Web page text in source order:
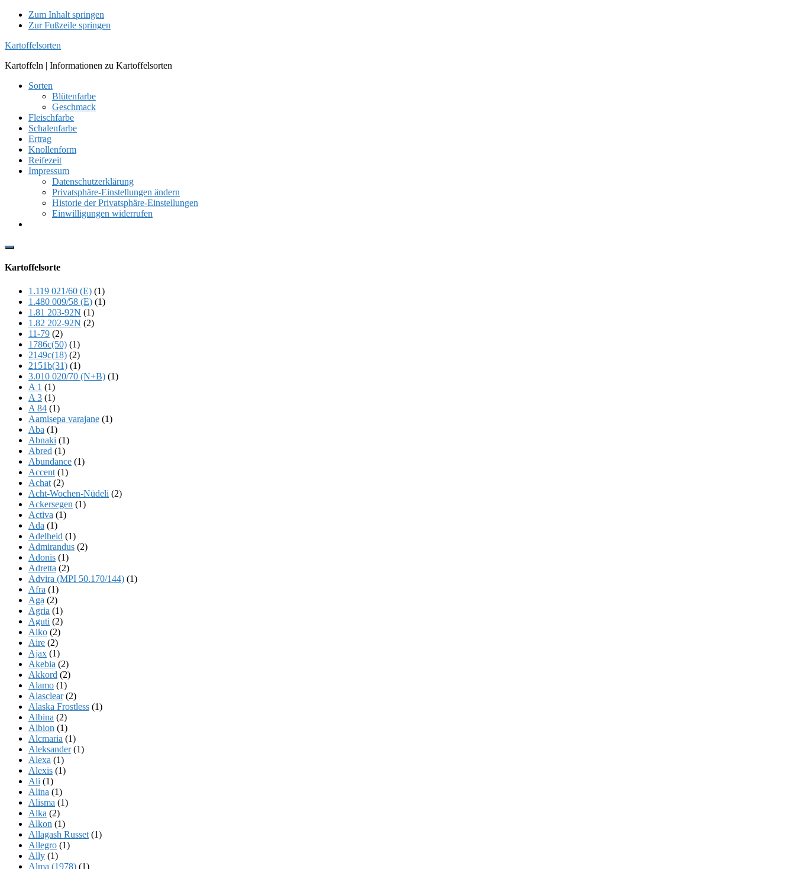
Zum Inhalt springen
Zur Fußzeile springen
Kartoffelsorten
Kartoffeln | Informationen zu Kartoffelsorten
Sorten
Blütenfarbe
Geschmack
Fleischfarbe
Schalenfarbe
Ertrag
Knollenform
Reifezeit
Impressum
Datenschutzerklärung
Privatsphäre-Einstellungen ändern
Historie der Privatsphäre-Einstellungen
Einwilligungen widerrufen
Show
Content
Kartoffelsorte
1.119 021/60 (E) (1)
1.480 009/58 (E) (1)
1.81 203-92N (1)
1.82 202-92N (2)
11-79 (2)
1786c(50) (1)
2149c(18) (2)
2151b(31) (1)
3.010 020/70 (N+B) (1)
A 1 (1)
A 3 (1)
A 84 (1)
Aamisepa varajane (1)
Aba (1)
Abnaki (1)
Abred (1)
Abundance (1)
Accent (1)
Achat (2)
Acht-Wochen-Nüdeli (2)
Ackersegen (1)
Activa (1)
Ada (1)
Adelheid (1)
Admirandus (2)
Adonis (1)
Adretta (2)
Advira (MPI 50.170/144) (1)
Afra (1)
Aga (2)
Agria (1)
Aguti (2)
Aiko (2)
Aire (2)
Ajax (1)
Akebia (2)
Akkord (2)
Alamo (1)
Alasclear(2)
Alaska Frostless (1)
Albina (2)
Albion (1)
Alcmaria (1)
Aleksander(1)
Alexa (1)
Alexis (1)
Ali (1)
Alina (1)
Alisma (1)
Alka (2)
Alkon (1)
Allagash Russet (1)
Allegro (1)
Ally (1)
Alma (1978) (1)